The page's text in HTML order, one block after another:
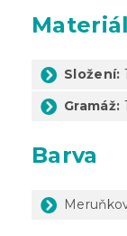
Materiál
Složení:
Gramáž:
Barva